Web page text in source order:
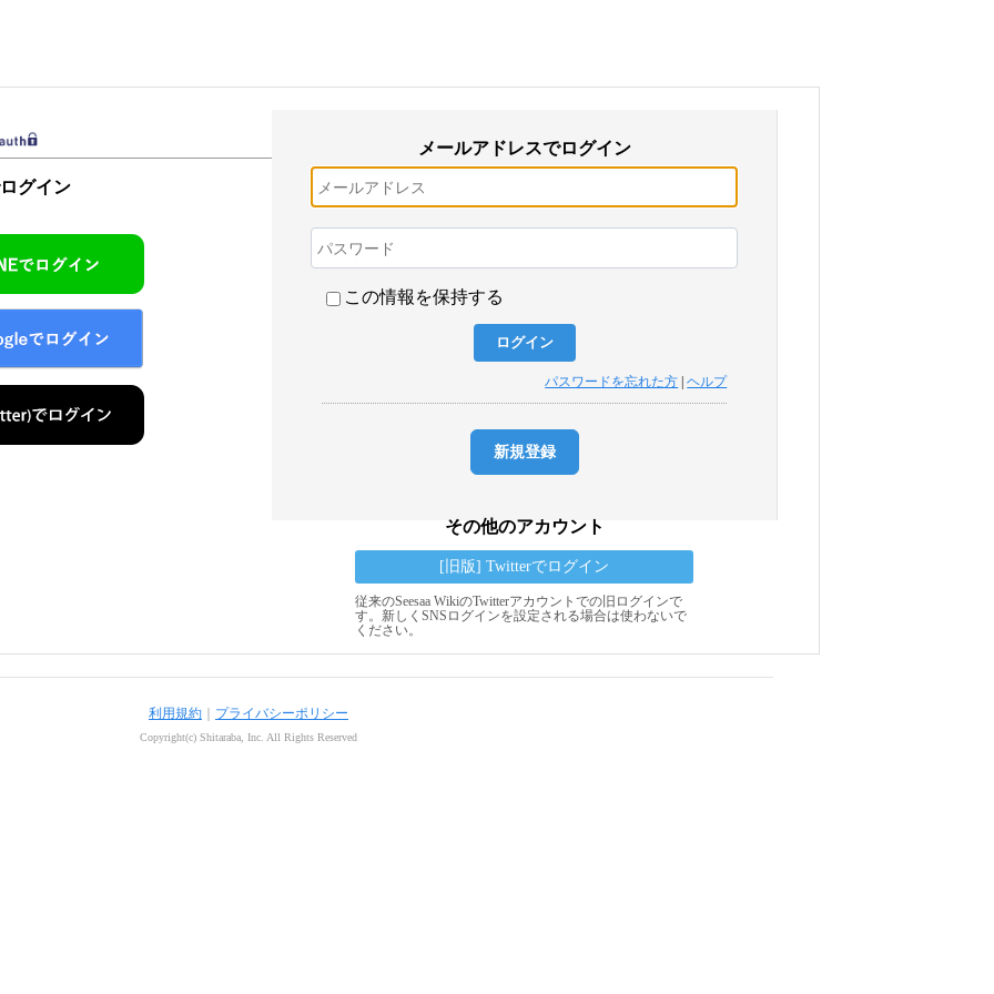
グイン
メールアドレスでログイン
この情報を保持する
パスワードを忘れた方 |ヘルプ
新規登録
その他のアカウント
[旧版] Twitterでログイン
従来のSeesaa WikiのTwitterアカウントでの旧ログインで
す。新しくSNSログインを設定される場合は使わないで
ください。
利用規約 プライバシーポリシー
Copyright(c) Shitaraba, Inc. All Rights Reserved